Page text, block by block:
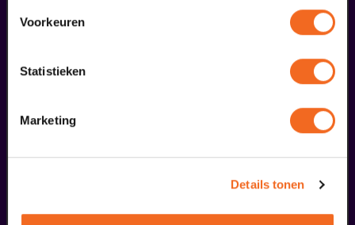
Voorkeuren
Statistieken
Marketing
Details tonen